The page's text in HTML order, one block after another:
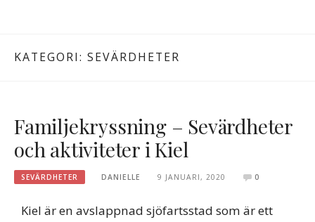
KATEGORI: SEVÄRDHETER
Familjekryssning – Sevärdheter
och aktiviteter i Kiel
SEVÄRDHETER DANIELLE 9 JANUARI, 2020 0
Kiel är en avslappnad sjöfartsstad som är ett